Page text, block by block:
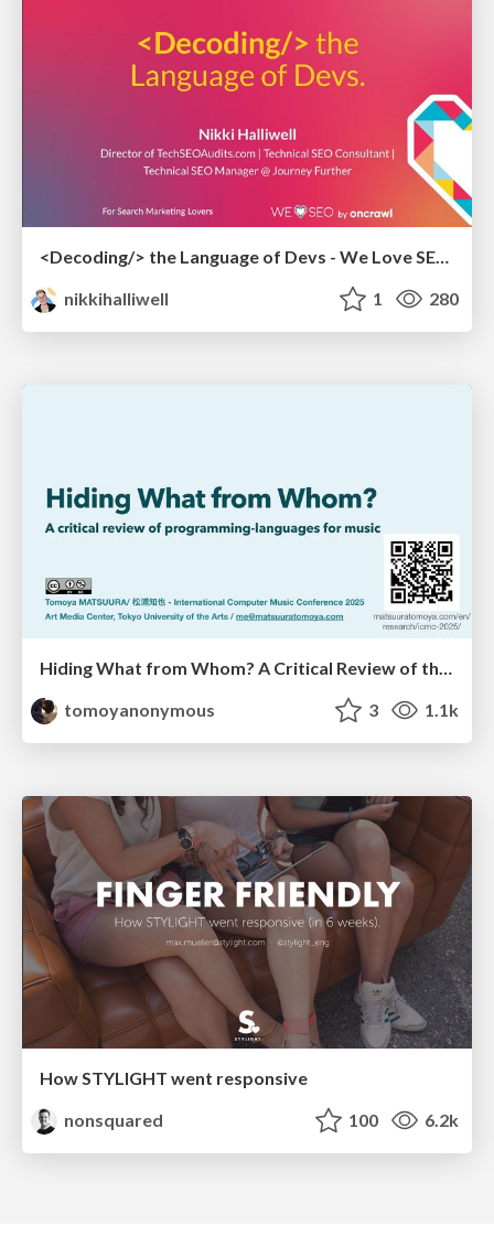
<Decoding/> the Language of Devs - We Love SEO 2024
nikkihalliwell
1 280
Hiding What from Whom? A Critical Review of the History of Programming languages for Music
tomoyanonymous
3 1.1k
How STYLIGHT went responsive
nonsquared
100 6.2k